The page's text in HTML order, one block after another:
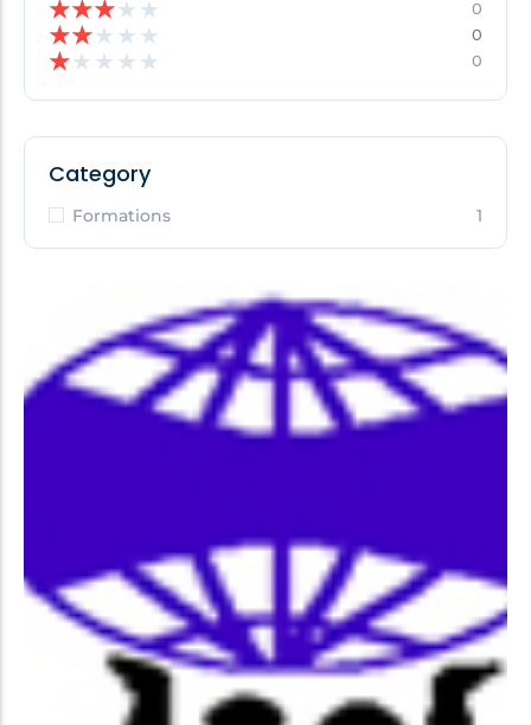
★★★★ ★ 0
★★★ ★ ★ 0
★★ ★ ★ ★ 0
Category
Formations 1